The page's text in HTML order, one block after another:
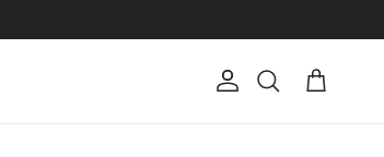
Conta PesquisarCarrinho